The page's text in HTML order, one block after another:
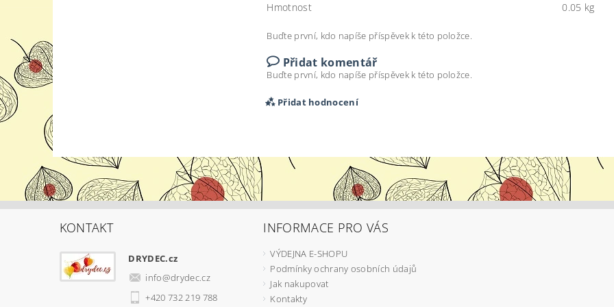
Hmotnost 0.05 kg
Buďte první, kdo napíše příspěvek k této položce.
Přidat komentář
Buďte první, kdo napíše příspěvek k této položce.
Přidat hodnocení
Vložením hodnocení souhlasíte s
KONTAKT
DRYDEC.cz
info@drydec.cz
+420 732 219 788
INFORMACE PRO VÁS
VÝDEJNA E-SHOPU
Podmínky ochrany osobních údajů
Jak nakupovat
Kontakty